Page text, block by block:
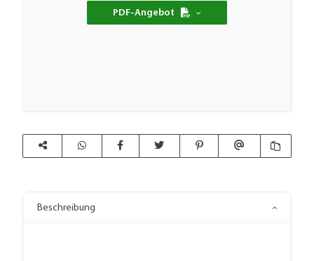
PDF-Angebot
Beschreibung